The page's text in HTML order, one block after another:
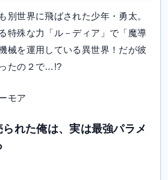
別世界に飛ばされた少年・勇太。
特殊な力「ル－ディア」で「魔導
械を運用している異世界！だが彼
たの２で…!?
モア
れた俺は、実は最強パラメ